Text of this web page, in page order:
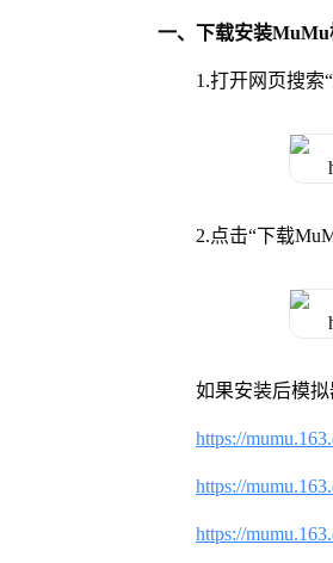
一、下载安装MuMu
1.打开网页搜索
2.点击“下载
如果安装后模
https://
https://
https://